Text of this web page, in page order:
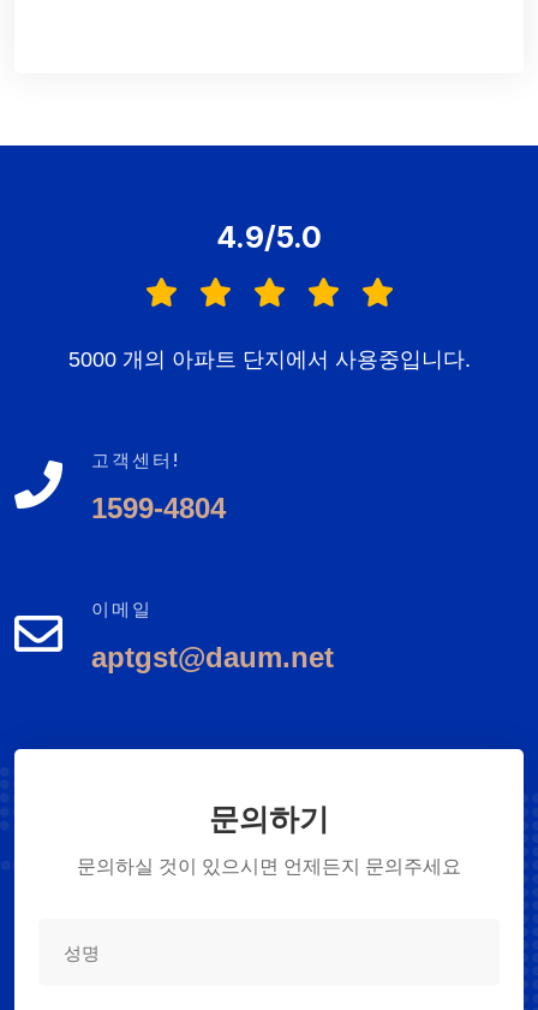
4.9/5.0
5000 개의 아파트 단지에서 사용중입니다.
고객센터!
1599-4804
이메일
aptgst@daum.net
문의하기
문의하실 것이 있으시면 언제든지 문의주세요